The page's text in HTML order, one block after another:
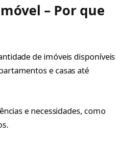
– Por que
de imóveis disponíveis
e casas até
e necessidades, como